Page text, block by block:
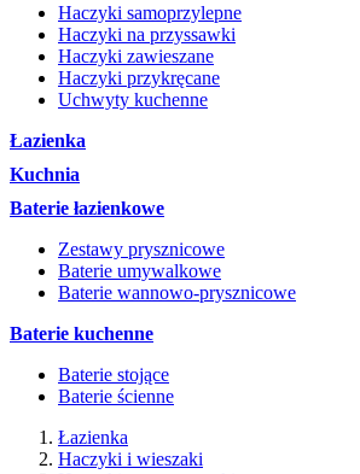
Haczyki samoprzylepne
Haczyki na przyssawki
Haczyki zawieszane
Haczyki przykręcane
Uchwyty kuchenne
Łazienka
Kuchnia
Baterie łazienkowe
Zestawy prysznicowe
Baterie umywalkowe
Baterie wannowo-prysznicowe
Baterie kuchenne
Baterie stojące
Baterie ścienne
Łazienka
Haczyki i wieszaki